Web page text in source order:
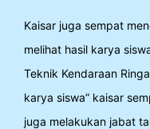
Kaisar juga sempat
melihat hasil karya
Teknik Kendaraan
karya siswa” kaisar
juga melakukan jabat